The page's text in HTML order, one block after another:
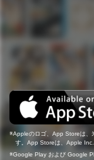
Appleのロゴ、App Storeは、
す。App Storeは、Apple Inc.
Google Play および Google